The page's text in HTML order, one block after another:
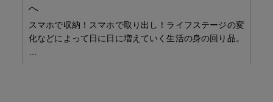
へ
スマホで収納！スマホで取り出し！ライフステージの変
化などによって日に日に増えていく生活の身の回り品。